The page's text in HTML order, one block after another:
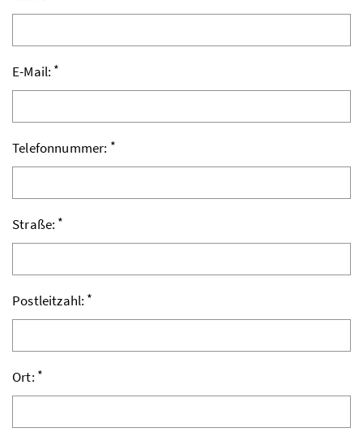
E-Mail: *
Telefonnummer: *
Straße: *
Postleitzahl: *
Ort: *